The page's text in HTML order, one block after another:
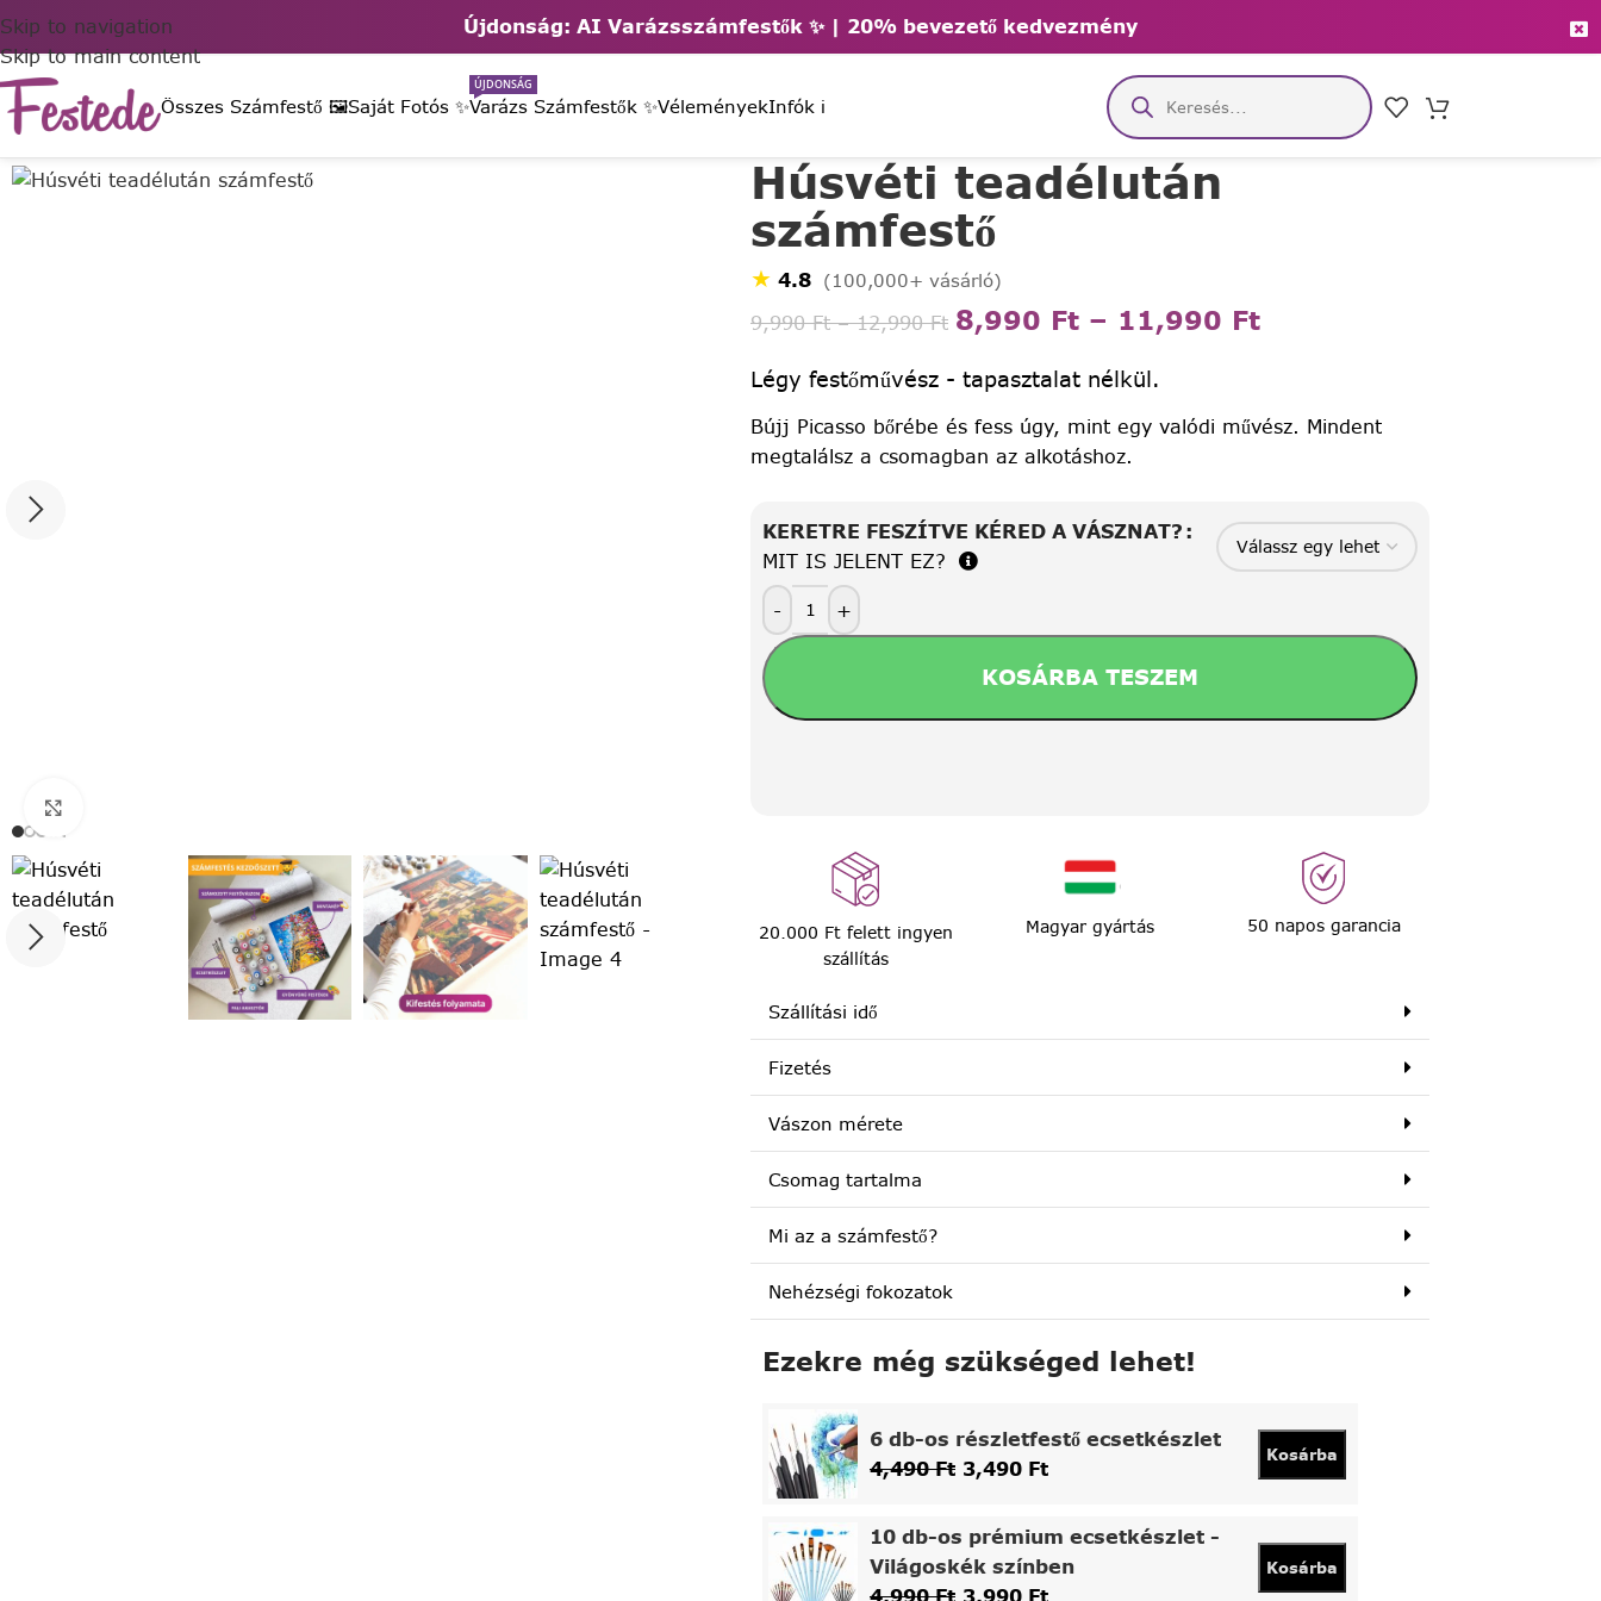
Újdonság: AI Varázsszámfestők ✨ | 20% bevezető kedvezmény
Skip to navigation
Skip to main content
Összes Számfestő 🖼️Saját Fotós ✨Varázs Számfestők ✨
ÚJDONSÁG
VéleményekInfók ℹ️
Húsvéti teadélután
számfestő
★ 4.8 (100,000+ vásárló)
9,990Ft – 12,990Ft 8,990 Ft – 11,990 Ft
Légy festőművész - tapasztalat nélkül.
Bújj Picasso bőrébe és fess úgy, mint egy valódi művész. Mindent
megtalálsz a csomagban az alkotáshoz.
KERETRE FESZÍTVE KÉRED A VÁSZNAT?
MIT IS JELENT EZ?
-
+
KOSÁRBA TESZEM
20.000 Ft felett ingyen
szállítás
Magyar gyártás 50 napos garancia
Szállítási idő
Fizetés
Vászon mérete
Csomag tartalma
Mi az a számfestő?
Nehézségi fokozatok
Ezekre még szükséged lehet!
6 db-os részletfestő ecsetkészlet
4,490Ft 3,490 Ft
Kosárba
10 db-os prémium ecsetkészlet -
Világoskék színben
Kosárba